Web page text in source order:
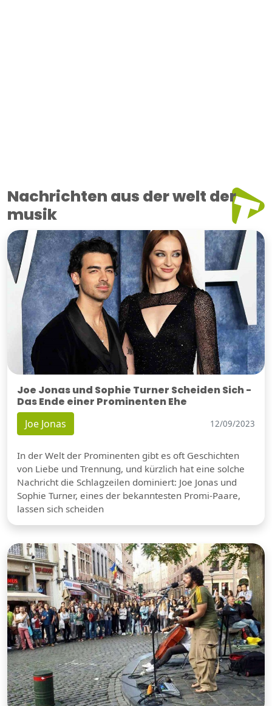
Nachrichten aus der welt der
musik
Joe Jonas und Sophie Turner Scheiden Sich -
Das Ende einer Prominenten Ehe
Joe Jonas 12/09/2023
In der Welt der Prominenten gibt es oft Geschichten
von Liebe und Trennung, und kürzlich hat eine solche
Nachricht die Schlagzeilen dominiert: Joe Jonas und
Sophie Turner, eines der bekanntesten Promi-Paare,
lassen sich scheiden